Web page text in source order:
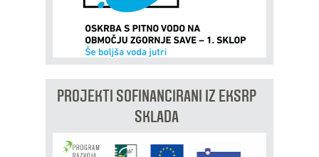
PROJEKTI SOFINANCIRANI IZ EKSRP
SKLADA